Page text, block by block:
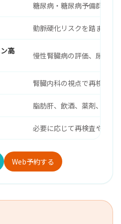
糖尿病・糖尿病予備群の評
動脈硬化リスクを踏まえて
高
慢性腎臓病の評価、尿検査
腎臓内科の視点で再検査・
脂肪肝、飲酒、薬剤、ウイ
必要に応じて再検査や専門
Web予約する